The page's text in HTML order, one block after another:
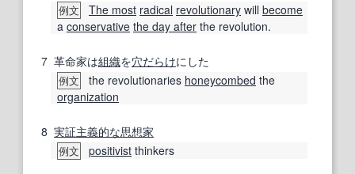
例文 The most radical revolutionary will become
a conservative the day after the revolution.
7 革命家は組織を穴だらけにした
例文 the revolutionaries honeycombed the
organization
8 実証主義的な思想家
例文 positivist thinkers